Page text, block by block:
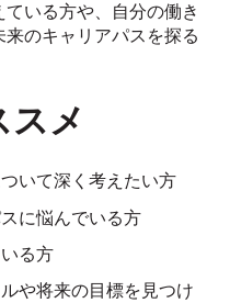
いる方や、自分の働き
のキャリアパスを探る
スメ
いて深く考えたい方
に悩んでいる方
る方
や将来の目標を見つけ